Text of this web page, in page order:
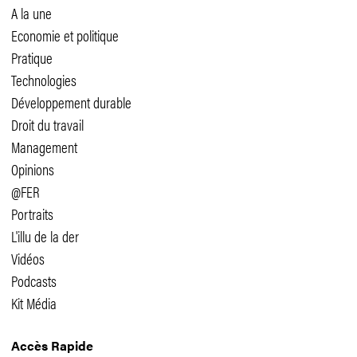
A la une
Economie et politique
Pratique
Technologies
Développement durable
Droit du travail
Management
Opinions
@FER
Portraits
L'illu de la der
Vidéos
Podcasts
Kit Média
Accès Rapide